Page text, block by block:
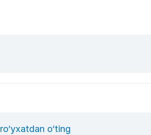
ro‘yxatdan o‘ting